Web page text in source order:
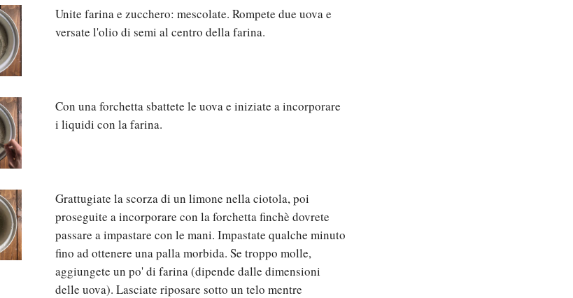
Unite farina e zucchero: mescolate. Rompete due uova e
versate l'olio di semi al centro della farina.
Con una forchetta sbattete le uova e iniziate a incorporare
i liquidi con la farina.
Grattugiate la scorza di un limone nella ciotola, poi
proseguite a incorporare con la forchetta finchè dovrete
passare a impastare con le mani. Impastate qualche minuto
fino ad ottenere una palla morbida. Se troppo molle,
aggiungete un po' di farina (dipende dalle dimensioni
delle uova). Lasciate riposare sotto un telo mentre